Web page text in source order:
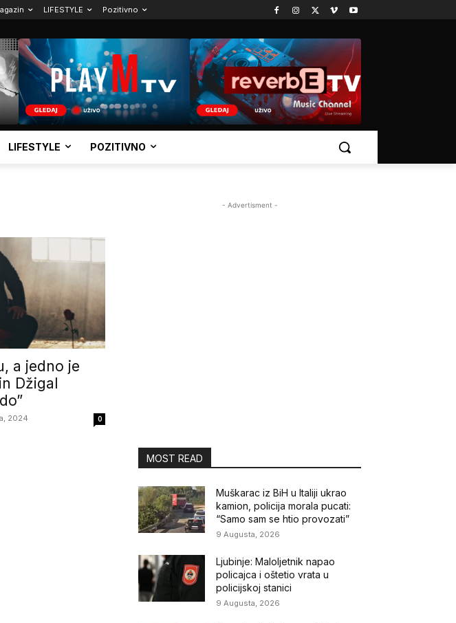
LIFESTYLE Pozitivno
LIFESTYLE POZITIVNO
a jedno je
Džigal
2024 0
- Advertisment -
MOST READ
Muškarac iz BiH u Italiji ukrao
kamion, policija morala pucati:
“Samo sam se htio provozati”
9 Augusta, 2026
Ljubinje: Maloljetnik napao
policajca i oštetio vrata u
policijskoj stanici
9 Augusta, 2026